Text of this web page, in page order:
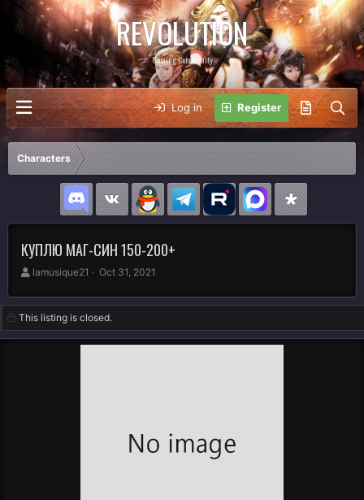
REVOLUTION
Gaming Community
Log in Register
Characters
КУПЛЮ МАГ-СИН 150-200+
A
t
h
o
lamusique21
C
e
a
t
i
Oct 31, 2021
This listing is closed.